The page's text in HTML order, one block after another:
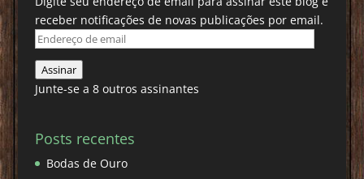
receber notificações de novas publicações por email.
Endereço
email
Assinar
Junte-se a 8 outros assinantes
Posts recentes
Bodas de Ouro